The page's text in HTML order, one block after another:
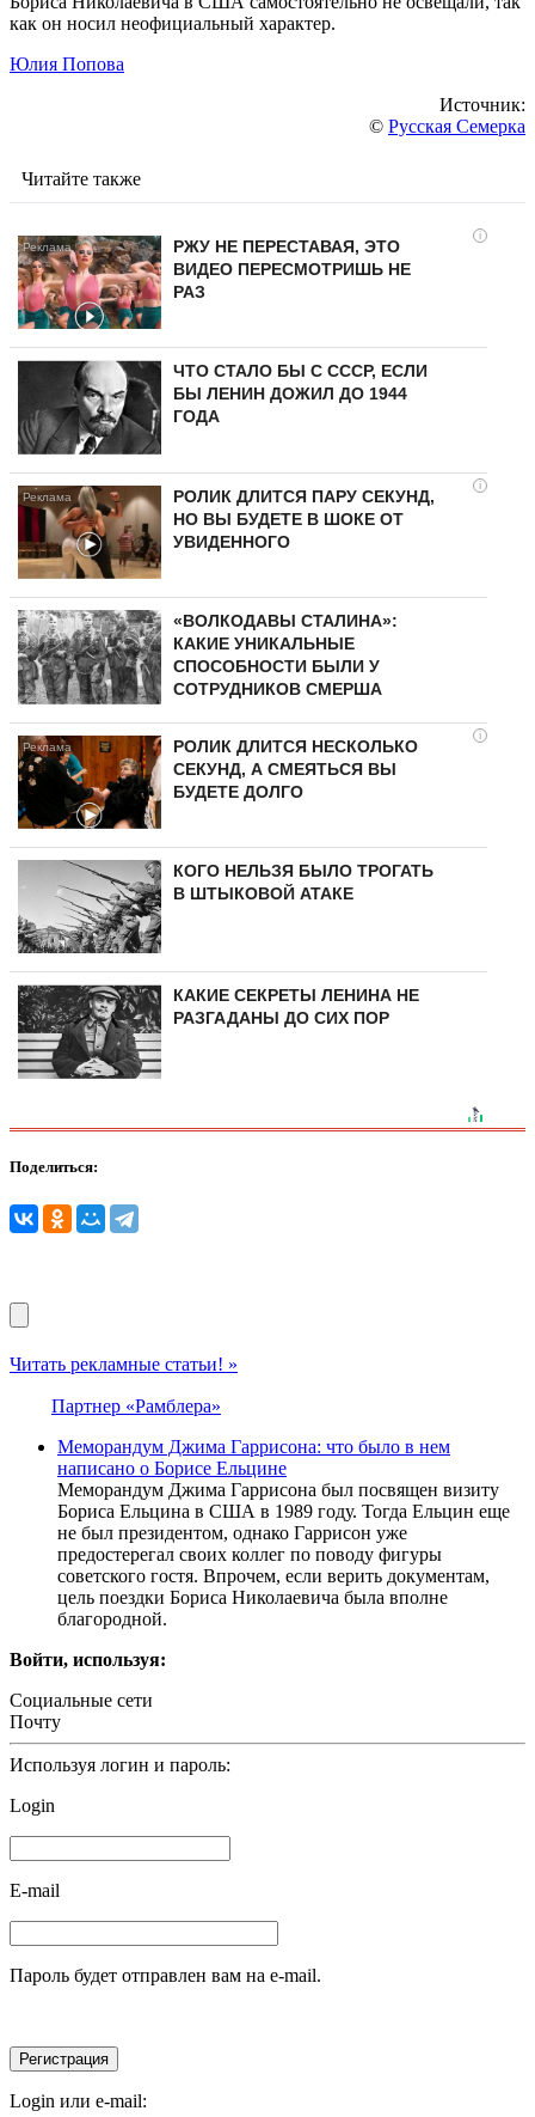
как он носил неофициальный характер.
Юлия Попова
Источник:
© Русская Семерка
Читайте также
i
РЖУ НЕ ПЕРЕСТАВАЯ, ЭТО
ВИДЕО ПЕРЕСМОТРИШЬ НЕ
РАЗ
ЧТО СТАЛО БЫ С СССР, ЕСЛИ
БЫ ЛЕНИН ДОЖИЛ ДО 1944
ГОДА
i
РОЛИК ДЛИТСЯ ПАРУ СЕКУНД,
НО ВЫ БУДЕТЕ В ШОКЕ ОТ
УВИДЕННОГО
«ВОЛКОДАВЫ СТАЛИНА»:
КАКИЕ УНИКАЛЬНЫЕ
СПОСОБНОСТИ БЫЛИ У
СОТРУДНИКОВ СМЕРША
i
РОЛИК ДЛИТСЯ НЕСКОЛЬКО
СЕКУНД, А СМЕЯТЬСЯ ВЫ
БУДЕТЕ ДОЛГО
КОГО НЕЛЬЗЯ БЫЛО ТРОГАТЬ
В ШТЫКОВОЙ АТАКЕ
КАКИЕ СЕКРЕТЫ ЛЕНИНА НЕ
РАЗГАДАНЫ ДО СИХ ПОР
Поделиться:
Читать рекламные статьи! »
Партнер «Рамблера»
Меморандум Джима Гаррисона: что было в нем
написано о Борисе Ельцине
Меморандум Джима Гаррисона был посвящен визиту
Бориса Ельцина в США в 1989 году. Тогда Ельцин еще
не был президентом, однако Гаррисон уже
предостерегал своих коллег по поводу фигуры
советского гостя. Впрочем, если верить документам,
цель поездки Бориса Николаевича была вполне
благородной.
Войти, используя:
Социальные сети
Почту
Используя логин и пароль:
Login
E-mail
Пароль будет отправлен вам на e-mail.
Login или e-mail: